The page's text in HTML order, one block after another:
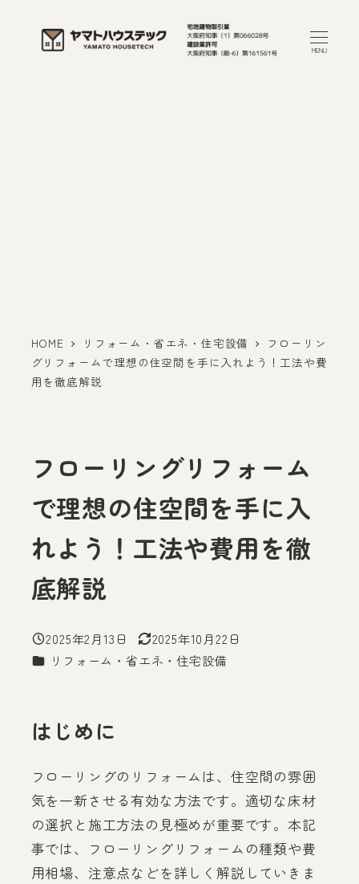
MENU
HOME リフォーム・省エネ・住宅設備
フローリン
グリフォームで理想の住空間を手に入れよう！工法や費
用を徹底解説
フローリングリフォーム
で理想の住空間を手に入
れよう！工法や費用を徹
底解説
投稿日
2025年2月13日
更新日
2025年10月22日
カテゴリー
リフォーム・省エネ・住宅設備
はじめに
フローリングのリフォームは、住空間の雰囲
気を一新させる有効な方法です。適切な床材
の選択と施工方法の見極めが重要です。本記
事では、フローリングリフォームの種類や費
用相場、注意点などを詳しく解説していきま